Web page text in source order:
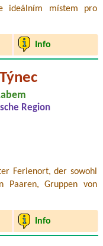
ideálním místem pro
Info
Region
Ferienort, der sowohl
Paaren, Gruppen von
Info